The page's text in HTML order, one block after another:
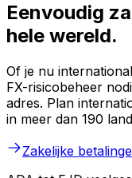
Eenvoudig
hele wereld.
Of je nu
FX-risicobeheer
adres. Plan
in meer dan 190
Zakelijke